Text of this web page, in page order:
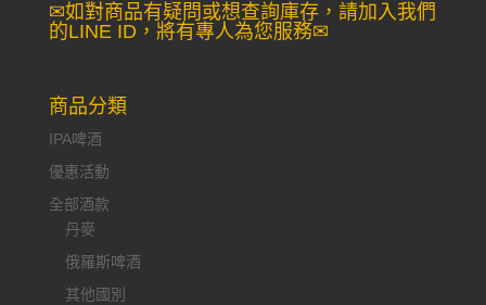
✉如對商品有疑問或想查詢庫存，請加入我們
的LINE ID，將有專人為您服務✉
商品分類
IPA啤酒
優惠活動
全部酒款
丹麥
俄羅斯啤酒
其他國別